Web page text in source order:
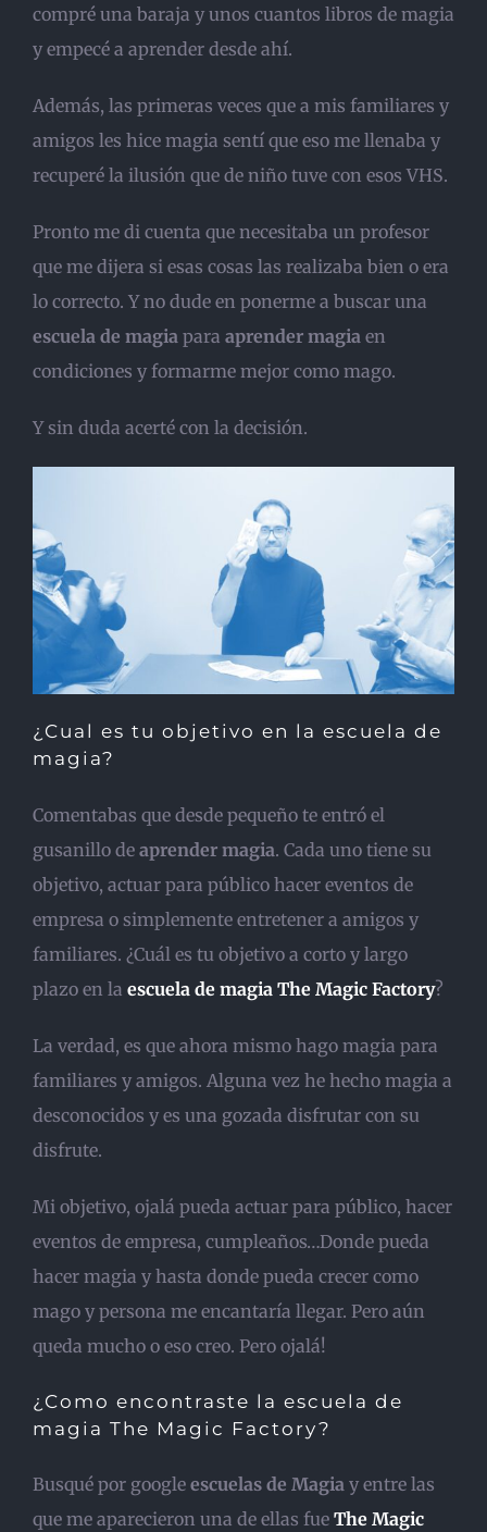
compré una baraja y unos cuantos libros de magia
y empecé a aprender desde ahí.
Además, las primeras veces que a mis familiares y
amigos les hice magia sentí que eso me llenaba y
recuperé la ilusión que de niño tuve con esos VHS.
Pronto me di cuenta que necesitaba un profesor
que me dijera si esas cosas las realizaba bien o era
lo correcto. Y no dude en ponerme a buscar una
escuela de magia para aprender magia en
condiciones y formarme mejor como mago.
Y sin duda acerté con la decisión.
¿Cual es tu objetivo en la escuela de
magia?
Comentabas que desde pequeño te entró el
gusanillo de aprender magia. Cada uno tiene su
objetivo, actuar para público hacer eventos de
empresa o simplemente entretener a amigos y
familiares. ¿Cuál es tu objetivo a corto y largo
plazo en la escuela de magia The Magic Factory?
La verdad, es que ahora mismo hago magia para
familiares y amigos. Alguna vez he hecho magia a
desconocidos y es una gozada disfrutar con su
disfrute.
Mi objetivo, ojalá pueda actuar para público, hacer
eventos de empresa, cumpleaños…Donde pueda
hacer magia y hasta donde pueda crecer como
mago y persona me encantaría llegar. Pero aún
queda mucho o eso creo. Pero ojalá!
¿Como encontraste la escuela de
magia The Magic Factory?
Busqué por google escuelas de Magia y entre las
que me aparecieron una de ellas fue The Magic